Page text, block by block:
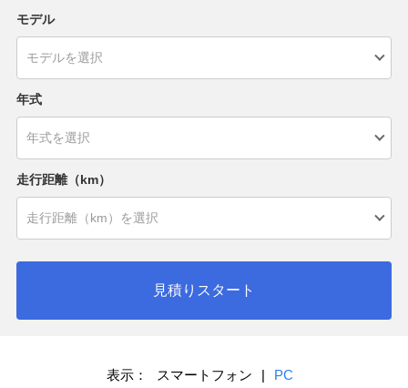
モデル
年式
走行距離（km）
見積りスタート
表示： スマートフォン | PC